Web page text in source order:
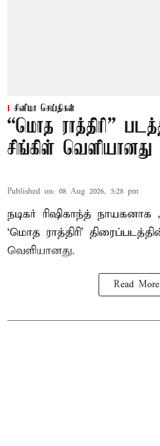
சினிமா செய்திகள்
“மொத ராத்திரி”
சிங்கிள் வெளியானது
Published on: 08 Aug 2026, 5:28 pm
நடிகர் ரிஷிகாந்த் நாயகனாக
‘மொத ராத்திரி’
வெளியானது.
Read More